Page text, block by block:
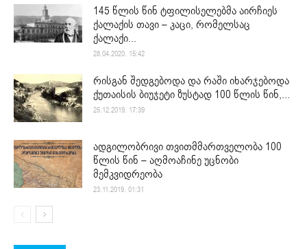
145 წლის წინ ტფილისელებმა აირჩიეს
ქალაქის თავი – კაცი, რომელსაც
ქალაქი...
28.04.2020. 15:42
რისგან შედგებოდა და რაში იხარჯებოდა
ქუთაისის ბიუჯეტი ზუსტად 100 წლის წინ,...
25.12.2019. 17:39
ადგილობრივი თვითმმართველობა 100
წლის წინ – აღმოაჩინე უცნობი
მემკვიდრეობა
23.11.2019. 01:31